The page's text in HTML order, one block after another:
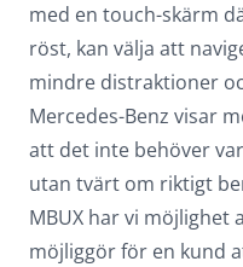
med en touch-skärm
röst, kan välja att
mindre distraktioner
Mercedes-Benz visar
att det inte behöver
utan tvärt om riktigt
MBUX har vi
möjliggör för en kund